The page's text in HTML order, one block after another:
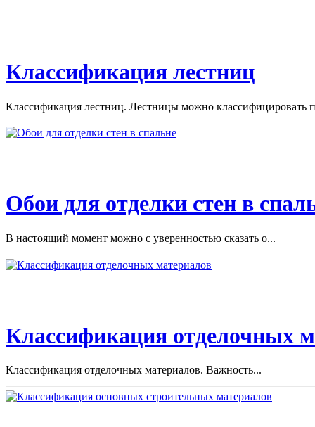
Классификация лестниц
Классификация лестниц. Лестницы можно классифицировать
Обои для отделки стен в
В настоящий момент можно с уверенностью сказать о...
Классификация отделочных
Классификация отделочных материалов. Важность...